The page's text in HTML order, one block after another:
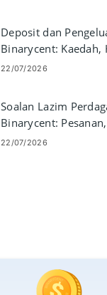
Deposit dan
Binarycent: Kaedah,
Masa Pemprosesan
22/07/2026
Soalan Lazim
Binarycent:
Pelaksanaan dan
22/07/2026